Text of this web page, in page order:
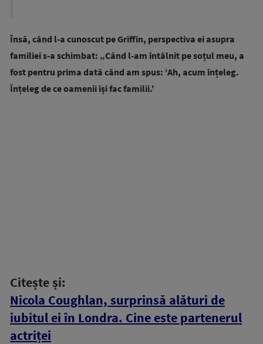
Însă, când l-a cunoscut pe Griffin, perspectiva ei asupra
familiei s-a schimbat: „Când l-am întâlnit pe soțul meu, a
fost pentru prima dată când am spus: ‘Ah, acum înțeleg.
Înțeleg de ce oamenii își fac familii.'
Citește și:
Nicola Coughlan, surprinsă alături de
iubitul ei în Londra. Cine este partenerul
actriței